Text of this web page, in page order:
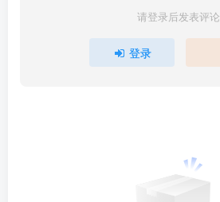
请登录后发表评论
登录